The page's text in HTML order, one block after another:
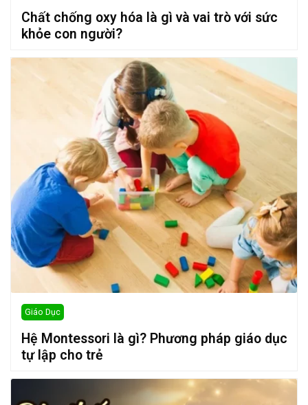
Chất chống oxy hóa là gì và vai trò với sức
khỏe con người?
Giáo Dục
Hệ Montessori là gì? Phương pháp giáo dục
tự lập cho trẻ